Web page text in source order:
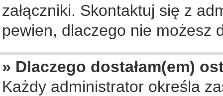
załączniki. Skontaktuj się z
pewien, dlaczego nie możesz
» Dlaczego dostałam(em)
Każdy administrator określa